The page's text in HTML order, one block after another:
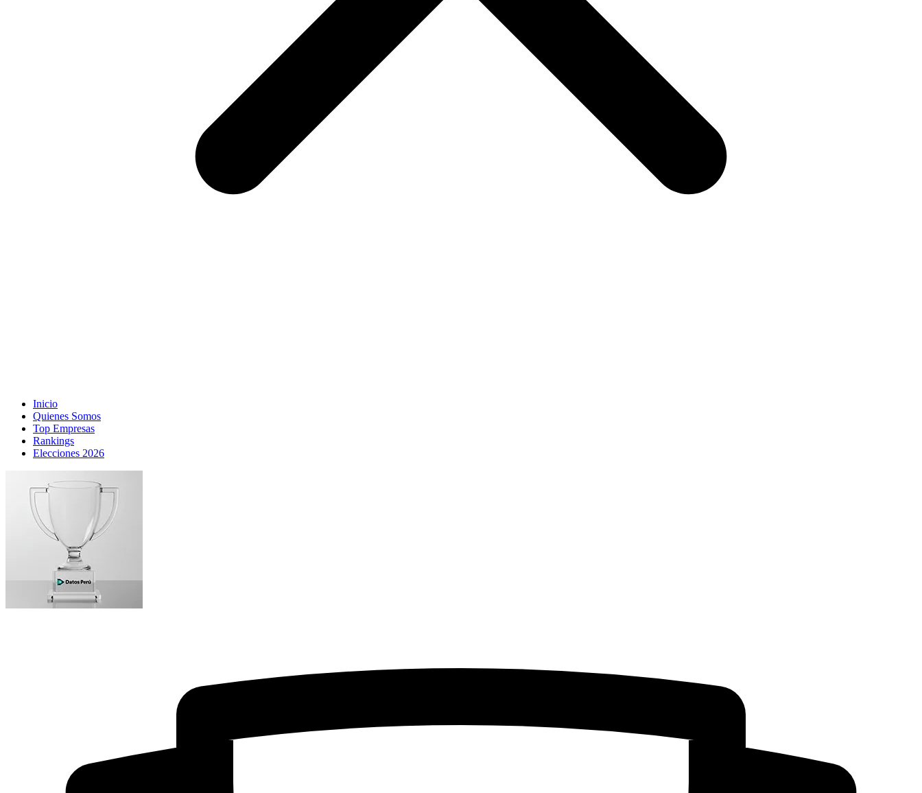
Inicio
Quienes Somos
Top Empresas
Rankings
Elecciones 2026